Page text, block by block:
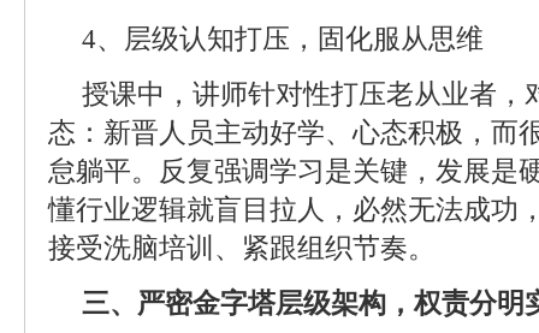
4、层级认知打压，固化服从思维
授课中，讲师针对性打压老从业者，
态：新晋人员主动好学、心态积极，而
怠躺平。反复强调学习是关键，发展是
懂行业逻辑就盲目拉人，必然无法成功
接受洗脑培训、紧跟组织节奏。
三、严密金字塔层级架构，权责分明